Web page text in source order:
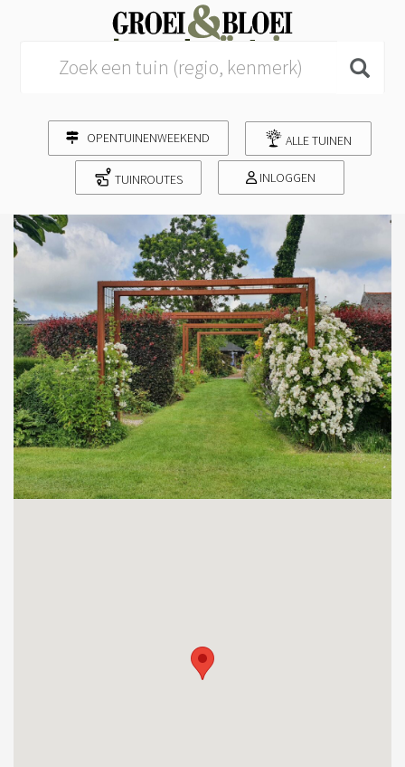
OPENTUINENWEEKEND ALLE TUINEN
TUINROUTES INLOGGEN